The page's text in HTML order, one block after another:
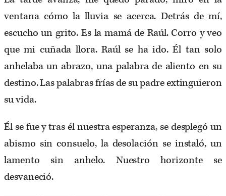
ventana cómo la lluvia se acerca. Detrás de mí,
escucho un grito. Es la mamá de Raúl. Corro y veo
que mi cuñada llora. Raúl se ha ido. Él tan solo
anhelaba un abrazo, una palabra de aliento en su
destino. Las palabras frías de su padre extinguieron
su vida.
Él se fue y tras él nuestra esperanza, se desplegó un
abismo sin consuelo, la desolación se instaló, un
lamento sin anhelo. Nuestro horizonte se
desvaneció.